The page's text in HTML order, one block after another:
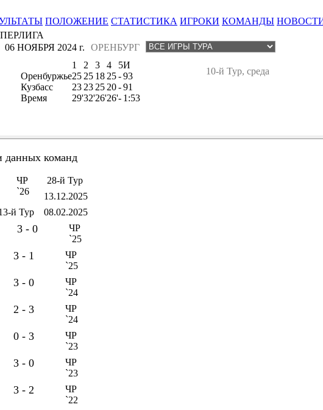
ПОЛОЖЕНИЕ СТАТИСТИКА ИГРОКИ КОМАНДЫ
ОРЕНБУРГ
06 НОЯБРЯ 2024 г.
10-й Тур, среда
1 2 3 4 5И
Оренбуржье25 25 18 25-93
Кузбасс
23 23 25 20-91
Время
29'32'26'26'- 1:53
данных команд
ЧР
`26
28-й Тур
13.12.2025
й Тур 08.02.2025
3 - 0
ЧР
`25
3 - 1
ЧР
`25
3 - 0
ЧР
`24
2 - 3
ЧР
`24
0 - 3
ЧР
`23
3 - 0
ЧР
`23
3 - 2
ЧР
`22